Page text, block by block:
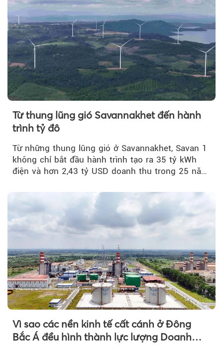
Từ thung lũng gió Savannakhet đến hành
trình tỷ đô
Từ những thung lũng gió ở Savannakhet, Savan 1
không chỉ bắt đầu hành trình tạo ra 35 tỷ kWh
điện và hơn 2,43 tỷ USD doanh thu trong 25 năm
Vì sao các nền kinh tế cất cánh ở Đông
Bắc Á đều hình thành lực lượng Doanh